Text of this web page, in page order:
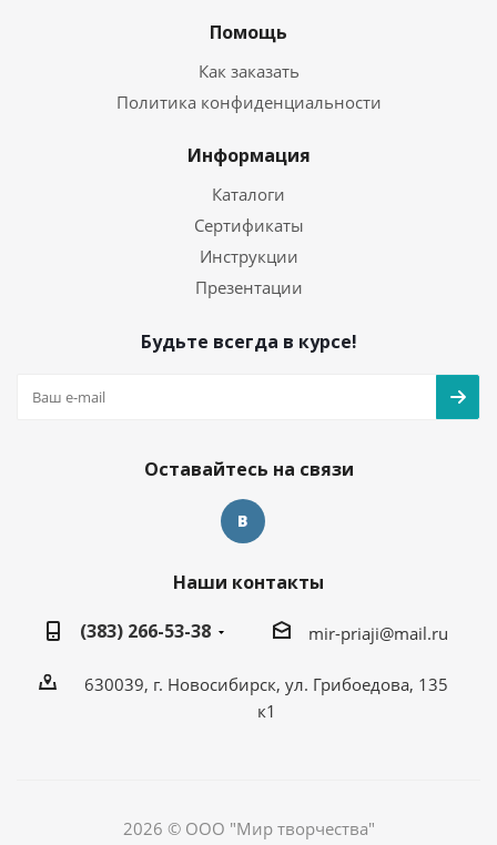
Помощь
Как заказать
Политика конфиденциальности
Информация
Каталоги
Сертификаты
Инструкции
Презентации
Будьте всегда в курсе!
Оставайтесь на связи
Наши контакты
(383) 266-53-38
mir-priaji@mail.ru
630039, г. Новосибирск, ул. Грибоедова, 135
к1
2026 © ООО "Мир творчества"